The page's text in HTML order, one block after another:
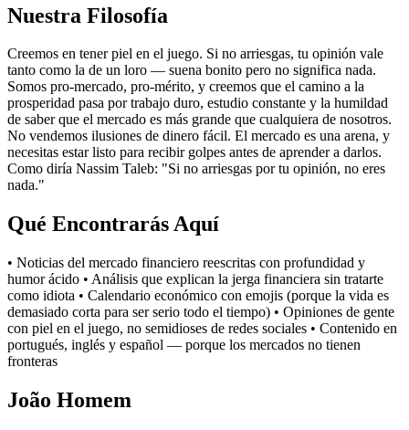
Nuestra Filosofía
Creemos en tener piel en el juego. Si no arriesgas, tu opinión vale
tanto como la de un loro — suena bonito pero no significa nada.
Somos pro-mercado, pro-mérito, y creemos que el camino a la
prosperidad pasa por trabajo duro, estudio constante y la humildad
de saber que el mercado es más grande que cualquiera de nosotros.
No vendemos ilusiones de dinero fácil. El mercado es una arena, y
necesitas estar listo para recibir golpes antes de aprender a darlos.
Como diría Nassim Taleb: "Si no arriesgas por tu opinión, no eres
nada."
Qué Encontrarás Aquí
• Noticias del mercado financiero reescritas con profundidad y
humor ácido • Análisis que explican la jerga financiera sin tratarte
como idiota • Calendario económico con emojis (porque la vida es
demasiado corta para ser serio todo el tiempo) • Opiniones de gente
con piel en el juego, no semidioses de redes sociales • Contenido en
portugués, inglés y español — porque los mercados no tienen
fronteras
João Homem